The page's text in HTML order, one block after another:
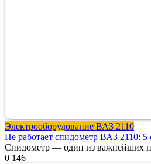
Электрооборудование ВАЗ 2110
Не работает спидометр ВАЗ 2110:
Спидометр — один из важнейших
0 146